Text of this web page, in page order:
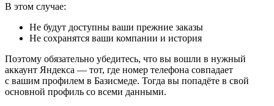
В этом случае:
Не будут доступны ваши прежние заказы
Не сохранятся ваши компании и история
Поэтому обязательно убедитесь, что вы вошли в нужный
аккаунт Яндекса — тот, где номер телефона совпадает
с вашим профилем в Базисмеде. Тогда вы попадёте в свой
основной профиль со всеми данными.